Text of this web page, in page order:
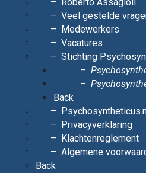
Veel gestelde
Medewerkers
Vacatures
Stichting
Back
Privacyverklaring
Klachtenreglement
Algemene
Back